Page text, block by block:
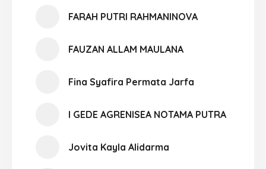
FARAH PUTRI RAHMANINOVA
FAUZAN ALLAM MAULANA
Fina Syafira Permata Jarfa
I GEDE AGRENISEA NOTAMA PUTRA
Jovita Kayla Alidarma